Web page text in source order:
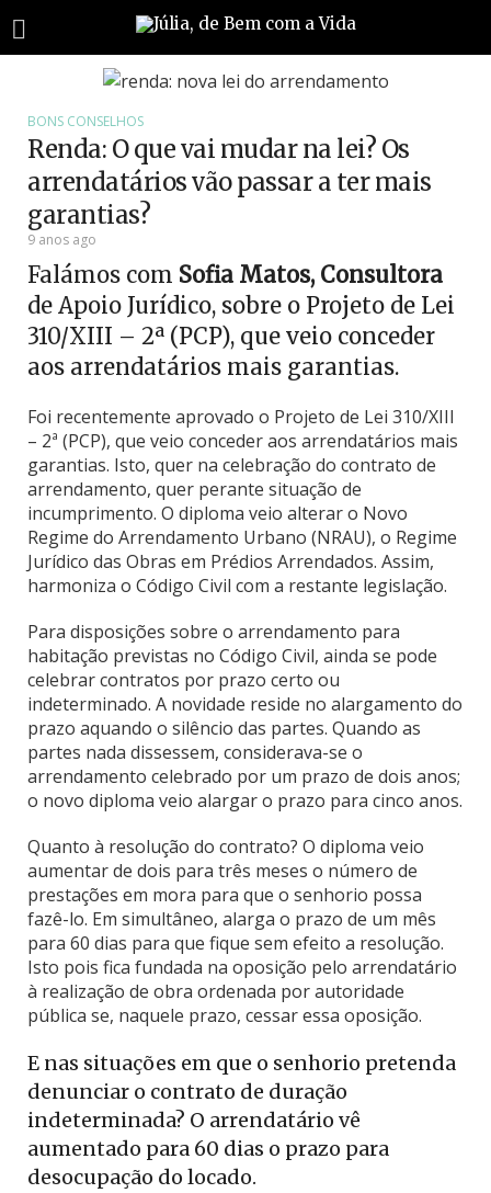
BONS CONSELHOS
Renda: O que vai mudar na lei? Os
arrendatários vão passar a ter mais
garantias?
9 anos ago
Falámos com Sofia Matos, Consultora
de Apoio Jurídico, sobre o Projeto de Lei
310/XIII – 2ª (PCP), que veio conceder
aos arrendatários mais garantias.
Foi recentemente aprovado o Projeto de Lei 310/XIII
– 2ª (PCP), que veio conceder aos arrendatários mais
garantias. Isto, quer na celebração do contrato de
arrendamento, quer perante situação de
incumprimento. O diploma veio alterar o Novo
Regime do Arrendamento Urbano (NRAU), o Regime
Jurídico das Obras em Prédios Arrendados. Assim,
harmoniza o Código Civil com a restante legislação.
Para disposições sobre o arrendamento para
habitação previstas no Código Civil, ainda se pode
celebrar contratos por prazo certo ou
indeterminado. A novidade reside no alargamento do
prazo aquando o silêncio das partes. Quando as
partes nada dissessem, considerava-se o
arrendamento celebrado por um prazo de dois anos;
o novo diploma veio alargar o prazo para cinco anos.
Quanto à resolução do contrato? O diploma veio
aumentar de dois para três meses o número de
prestações em mora para que o senhorio possa
fazê-lo. Em simultâneo, alarga o prazo de um mês
para 60 dias para que fique sem efeito a resolução.
Isto pois fica fundada na oposição pelo arrendatário
à realização de obra ordenada por autoridade
pública se, naquele prazo, cessar essa oposição.
E nas situações em que o senhorio pretenda
denunciar o contrato de duração
indeterminada? O arrendatário vê
aumentado para 60 dias o prazo para
desocupação do locado.